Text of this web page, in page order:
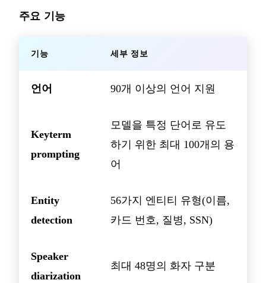
주요 기능
기능 세부 정보
언어 90개 이상의 언어 지원
Keyterm
prompting
모델을 특정 단어로 유도
하기 위한 최대 100개의 용
어
Entity
detection
56가지 엔티티 유형(이름,
카드 번호, 질병, SSN)
Speaker
diarization
최대 48명의 화자 구분